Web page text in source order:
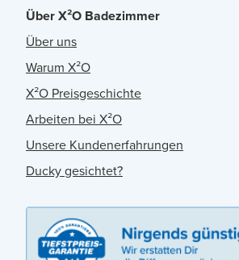
Über X²O Badezimmer
Über uns
Warum X²O
X²O Preisgeschichte
Arbeiten bei X²O
Unsere Kundenerfahrungen
Ducky gesichtet?